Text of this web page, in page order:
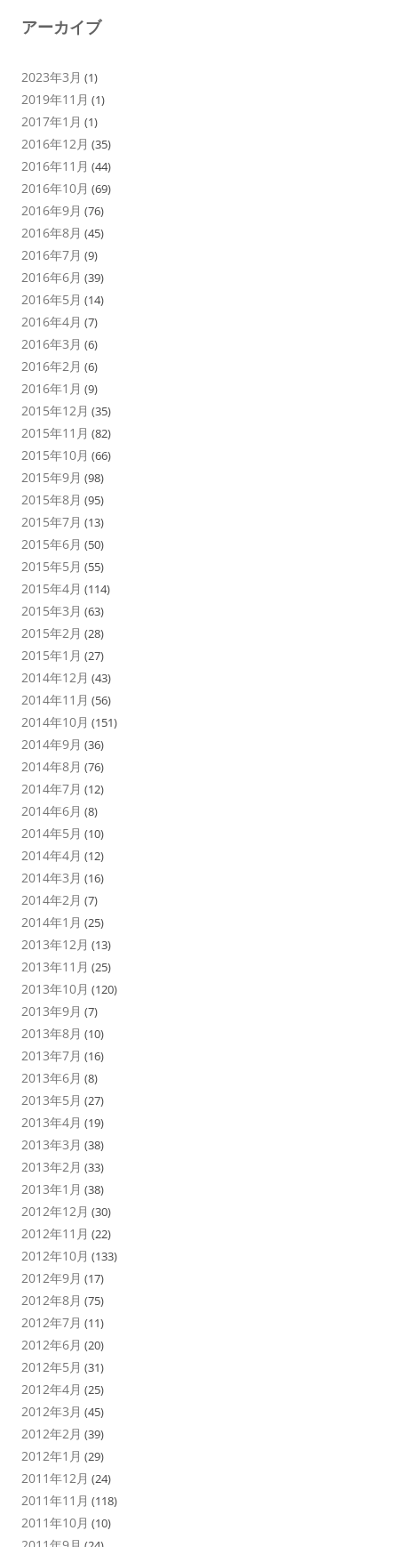
アーカイブ
2023年3月 (1)
2019年11月 (1)
2017年1月 (1)
2016年12月 (35)
2016年11月 (44)
2016年10月 (69)
2016年9月 (76)
2016年8月 (45)
2016年7月 (9)
2016年6月 (39)
2016年5月 (14)
2016年4月 (7)
2016年3月 (6)
2016年2月 (6)
2016年1月 (9)
2015年12月 (35)
2015年11月 (82)
2015年10月 (66)
2015年9月 (98)
2015年8月 (95)
2015年7月 (13)
2015年6月 (50)
2015年5月 (55)
2015年4月 (114)
2015年3月 (63)
2015年2月 (28)
2015年1月 (27)
2014年12月 (43)
2014年11月 (56)
2014年10月 (151)
2014年9月 (36)
2014年8月 (76)
2014年7月 (12)
2014年6月 (8)
2014年5月 (10)
2014年4月 (12)
2014年3月 (16)
2014年2月 (7)
2014年1月 (25)
2013年12月 (13)
2013年11月 (25)
2013年10月 (120)
2013年9月 (7)
2013年8月 (10)
2013年7月 (16)
2013年6月 (8)
2013年5月 (27)
2013年4月 (19)
2013年3月 (38)
2013年2月 (33)
2013年1月 (38)
2012年12月 (30)
2012年11月 (22)
2012年10月 (133)
2012年9月 (17)
2012年8月 (75)
2012年7月 (11)
2012年6月 (20)
2012年5月 (31)
2012年4月 (25)
2012年3月 (45)
2012年2月 (39)
2012年1月 (29)
2011年12月 (24)
2011年11月 (118)
2011年10月 (10)